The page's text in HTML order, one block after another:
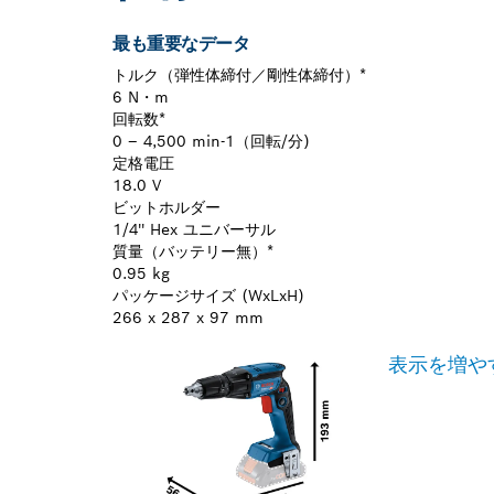
最も重要なデータ
トルク（弾性体締付／剛性体締付）*
6 N・m
回転数*
0 – 4,500 min-1（回転/分)
定格電圧
18.0 V
ビットホルダー
1/4'' Hex ユニバーサル
質量（バッテリー無）*
0.95 kg
パッケージサイズ (WxLxH)
266 x 287 x 97 mm
表示を増や